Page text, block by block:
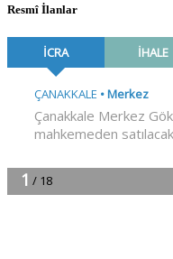
Resmî İlanlar